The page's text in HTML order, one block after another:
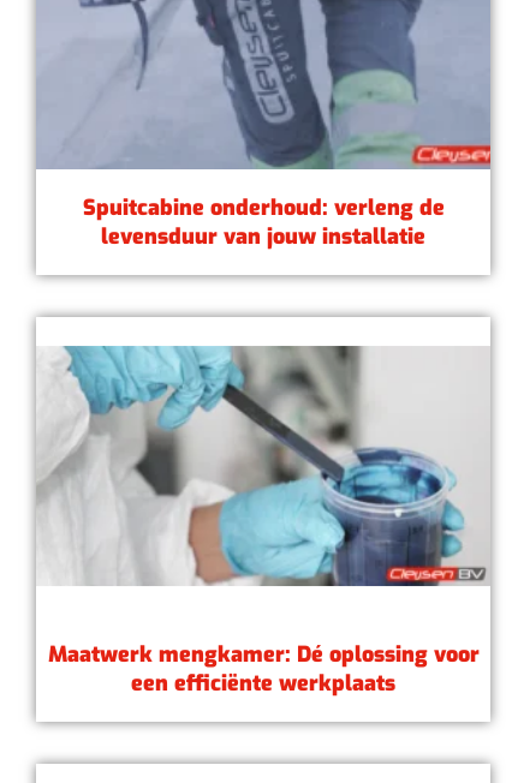
Spuitcabine onderhoud: verleng de
levensduur van jouw installatie
Maatwerk mengkamer: Dé oplossing voor
een efficiënte werkplaats